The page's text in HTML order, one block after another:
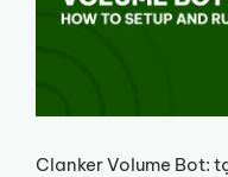
Clanker Volume Bot: